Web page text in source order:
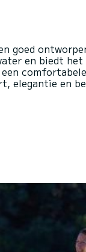
goed
en biedt